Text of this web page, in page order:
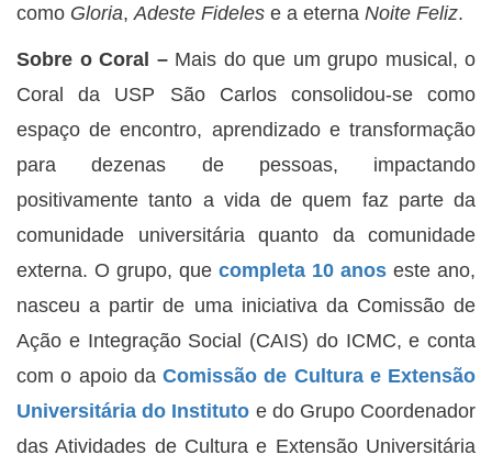
como Gloria, Adeste Fideles e a eterna Noite Feliz.
Sobre o Coral – Mais do que um grupo musical, o
Coral da USP São Carlos consolidou-se como
espaço de encontro, aprendizado e transformação
para dezenas de pessoas, impactando
positivamente tanto a vida de quem faz parte da
comunidade universitária quanto da comunidade
externa. O grupo, que completa 10 anos este ano,
nasceu a partir de uma iniciativa da Comissão de
Ação e Integração Social (CAIS) do ICMC, e conta
com o apoio da Comissão de Cultura e Extensão
Universitária do Instituto e do Grupo Coordenador
das Atividades de Cultura e Extensão Universitária